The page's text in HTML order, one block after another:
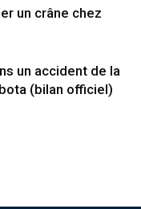
un crâne chez
un accident de la
(bilan officiel)